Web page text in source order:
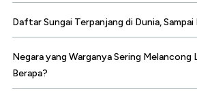
Daftar Sungai Terpanjang di Dunia,
Negara yang Warganya Sering Melancong
Berapa?